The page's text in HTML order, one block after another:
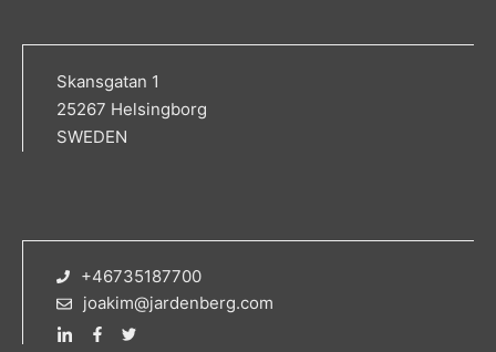
Skansgatan 1
25267 Helsingborg
SWEDEN
+46735187700
joakim@jardenberg.com